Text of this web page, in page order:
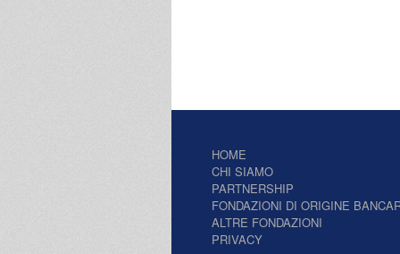
HOME
CHI SIAMO
PARTNERSHIP
FONDAZIONI DI ORIGINE
ALTRE FONDAZIONI
PRIVACY